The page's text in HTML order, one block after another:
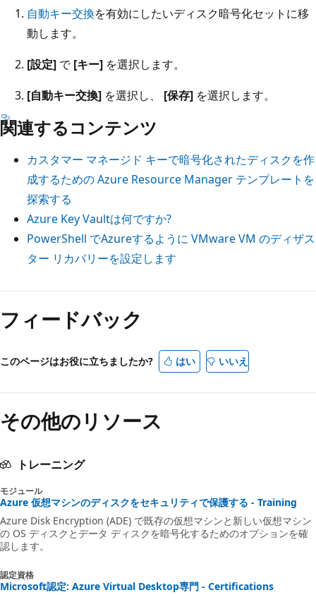
自動キー交換を有効にしたいディスク暗号化セットに移
動します。
[設定] で[キー] を選択します。
[自動キー交換] を選択し、 [保存] を選択します。
関連するコンテンツ
カスタマー マネージド キーで暗号化されたディスクを作
成するための Azure Resource Manager テンプレートを
探索する
Azure Key Vaultは何ですか?
PowerShell でAzureするように VMware VM のディザス
ター リカバリーを設定します
フィードバック
このページはお役に立ちましたか? はい いいえ
その他のリソース
トレーニング
モジュール
Azure 仮想マシンのディスクをセキュリティで保護する - Training
Azure Disk Encryption (ADE) で既存の仮想マシンと新しい仮想マシン
の OS ディスクとデータ ディスクを暗号化するためのオプションを確
認します。
認定資格
Microsoft認定: Azure Virtual Desktop専門 - Certifications